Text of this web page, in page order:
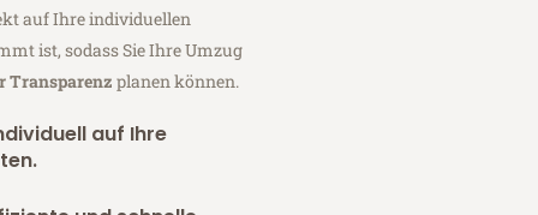
auf Ihre individuellen
ist, sodass Sie Ihre Umzug
Transparenz planen können.
auf Ihre